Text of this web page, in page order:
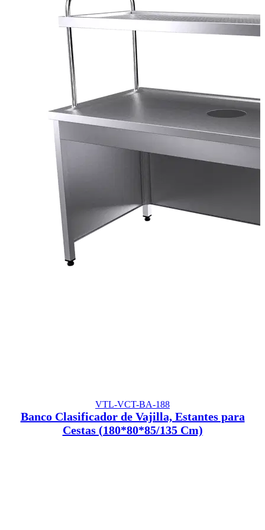
VTL-VCT-BA-188
Banco Clasificador de Vajilla, Estantes para
Cestas (180*80*85/135 Cm)